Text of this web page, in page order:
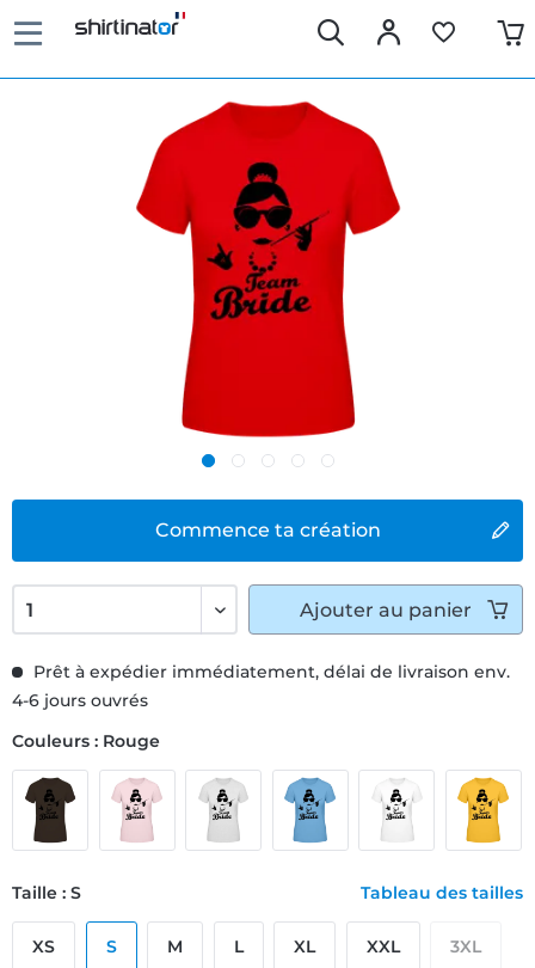
Commence ta création
Prêt à expédier immédiatement, délai de livraison env.
4-6 jours ouvrés
Couleurs : Rouge
Taille : S Tableau des tailles
XS S M L XL XXL 3XL
Ajouter au panier